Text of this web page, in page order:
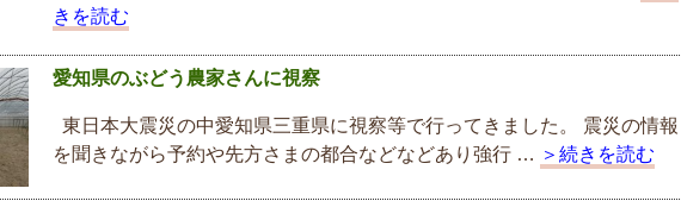
きを読む
愛知県のぶどう農家さんに視察
東日本大震災の中愛知県三重県に視察等で行ってきました。 震災の情報
を聞きながら予約や先方さまの都合などなどあり強行 … ＞続きを読む